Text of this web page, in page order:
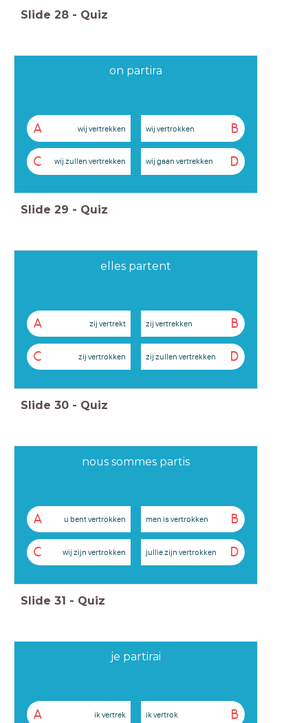
Slide 28 - Quiz
on partira
A wij vertrekken B
wij vertrokken
C wij zullen vertrekken D
wij gaan vertrekken
Slide 29 - Quiz
elles partent
A zij vertrekt B
zij vertrekken
C zij vertrokken D
zij zullen vertrekken
Slide 30 - Quiz
nous sommes partis
A u bent vertrokken B
men is vertrokken
C wij zijn vertrokken D
jullie zijn vertrokken
Slide 31 - Quiz
je partirai
A ik vertrek B
ik vertrok